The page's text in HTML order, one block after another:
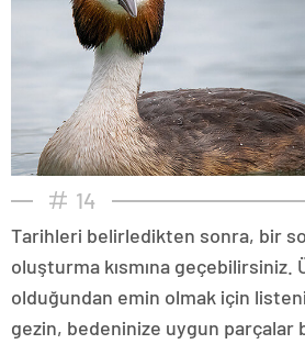
14
Tarihleri belirledikten sonra, bir
oluşturma kısmına
olduğundan emin olmak için
gezin, bedeninize uygun parçalar